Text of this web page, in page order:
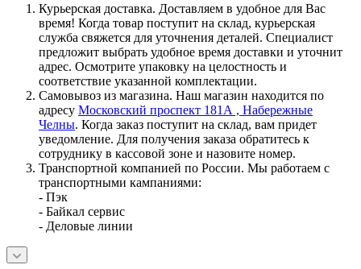
Курьерская доставка. Доставляем в удобное для Вас
время! Когда товар поступит на склад, курьерская
служба свяжется для уточнения деталей. Специалист
предложит выбрать удобное время доставки и уточнит
адрес. Осмотрите упаковку на целостность и
соответствие указанной комплектации.
Самовывоз из магазина. Наш магазин находится по
адресу Московский проспект 181А , Набережные
Челны. Когда заказ поступит на склад, вам придет
уведомление. Для получения заказа обратитесь к
сотруднику в кассовой зоне и назовите номер.
Транспортной компанией по России. Мы работаем с
транспортными кампаниями:
- Пэк
- Байкал сервис
- Деловые линии